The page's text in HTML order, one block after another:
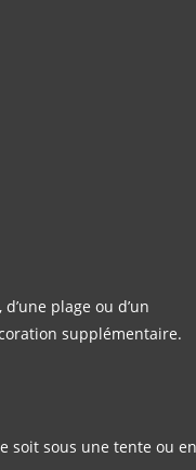
plage ou d’un
supplémentaire.
soit sous une tente ou en